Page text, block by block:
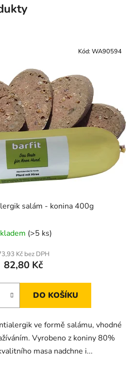
salám - konina 400g
(>5 ks)
Kč bez DPH
82,80 Kč
DO KOŠÍKU
ve formě salámu, vhodné
Vyrobeno z koniny 80%
masa nadchne i...
Kód: WA90594